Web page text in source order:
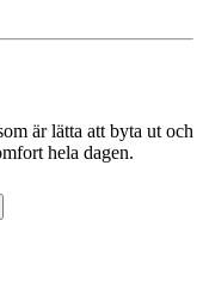
är lätta att byta ut och
hela dagen.